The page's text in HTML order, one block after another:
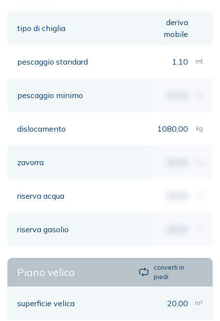
tipo di chiglia
deriva
mobile
pescaggio standard 1,10 mt
pescaggio minimo
dislocamento 1080,00 kg
zavorra
riserva acqua
riserva gasolio
Piano velico
converti in
piedi
superficie velica 20,00 m²